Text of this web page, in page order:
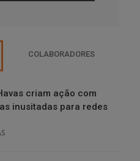
COLABORADORES
criam ação com
inusitadas para redes